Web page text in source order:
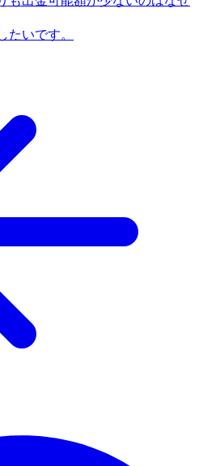
たいです。